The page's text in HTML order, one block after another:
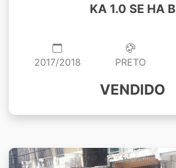
KA 1.0 SE HA B
2017/2018 PRETO
VENDIDO